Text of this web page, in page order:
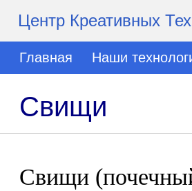
Центр Креативных
Главная Наши
Свищи
Свищи